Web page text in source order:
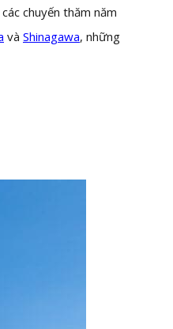
chuyến thăm năm
và Shinagawa, những